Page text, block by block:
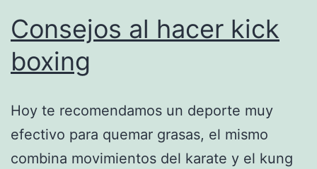
Consejos al hacer kick
boxing
Hoy te recomendamos un deporte muy
efectivo para quemar grasas, el mismo
combina movimientos del karate y el kung